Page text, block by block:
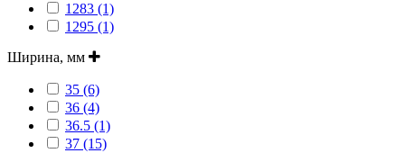
1283 (1)
1295 (1)
Ширина, мм
35 (6)
36 (4)
36.5 (1)
37 (15)